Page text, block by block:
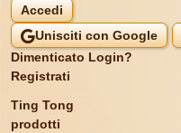
Accedi
Unisciti con Google
Dimenticato Login?
Registrati
Ting Tong
prodotti